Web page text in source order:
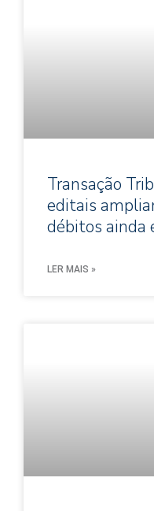
Transação
editais
débitos ainda
LER MAIS »